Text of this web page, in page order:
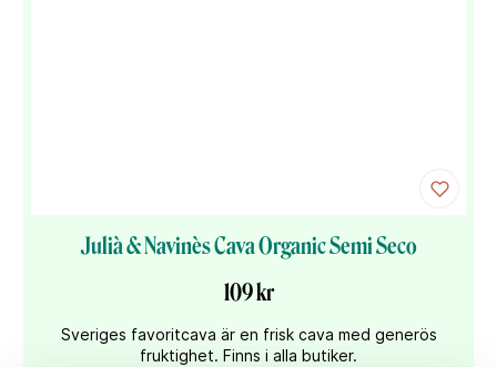
Julià & Navinès Cava Organic Semi Seco
109 kr
Sveriges favoritcava är en frisk cava med generös
fruktighet. Finns i alla butiker.